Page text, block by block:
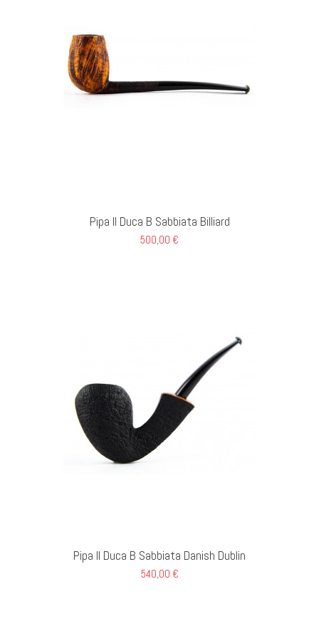
Pipa Il Duca B Sabbiata Billiard
500,00 €
Pipa Il Duca B Sabbiata Danish Dublin
540,00 €